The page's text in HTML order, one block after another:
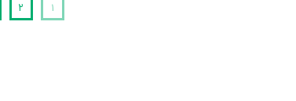
۱ ۲